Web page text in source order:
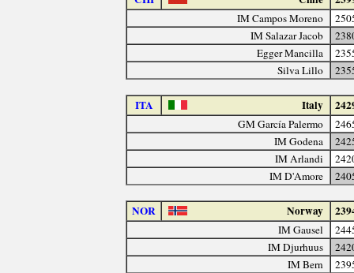
IM Campos Moreno
IM Salazar Jacob
Egger Mancilla
Silva Lillo
ITA Italy
GM García Palermo
IM Godena
IM Arlandi
IM D'Amore
NOR Norway
IM Gausel
IM Djurhuus
IM Bern